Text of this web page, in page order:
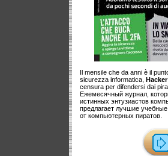
Il mensile che da anni è il
sicurezza informatica,
censura per difendersi dai
Ежемесячный журнал,
истинных энтузиастов
предлагает лучшие
от компьютерных пиратов.